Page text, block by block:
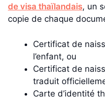
de visa thaïlandais, un
copie de chaque
Certificat de
l’enfant, ou
Certificat de
traduit
Carte d’identité